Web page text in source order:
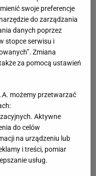
kobiecą na 13.
w Gdyni oraz
Stanach
kariery
Szapołowskiej
polskich
domowych"
boga". W 1999 roku
w ekranizacji
Andrzeja Wajdę
laureatką
swoje preferencje
do zarządzania
danych poprzez
stopce serwisu i
Zmiana
za pomocą ustawień
możemy przetwarzać
Aktywne
do celów
na urządzeniu lub
i treści, pomiar
usług.